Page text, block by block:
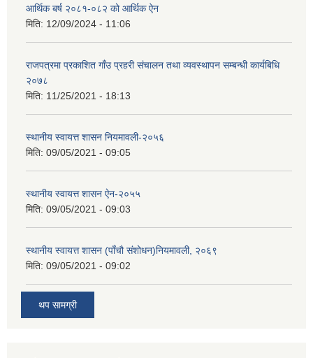
आर्थिक बर्ष २०८१-०८२ को आर्थिक ऐन
मिति: 12/09/2024 - 11:06
राजपत्रमा प्रकाशित गाँउ प्रहरी संचालन तथा व्यवस्थापन सम्बन्धी कार्यबिधि
२०७८
मिति: 11/25/2021 - 18:13
स्थानीय स्वायत्त शासन नियमावली-२०५६
मिति: 09/05/2021 - 09:05
स्थानीय स्वायत्त शासन ए‍ेन-२०५५
मिति: 09/05/2021 - 09:03
स्थानीय स्वायत्त शासन (पाँचौ संशोधन)नियमावली, २०६९
मिति: 09/05/2021 - 09:02
थप सामग्री